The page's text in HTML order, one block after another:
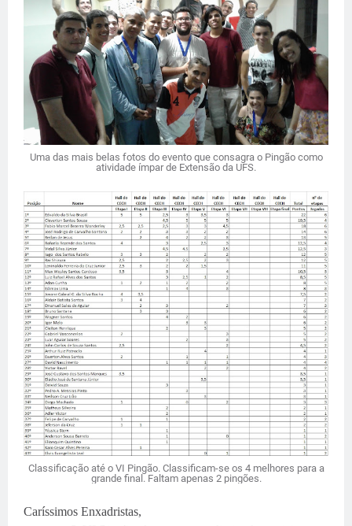
Uma das mais belas fotos do evento que consagra o Pingão como
atividade ímpar de Extensão da UFS.
Classificação até o VI Pingão. Classificam-se os 4 melhores para a
grande final. Faltam apenas 2 pingões.
Caríssimos Enxadristas,